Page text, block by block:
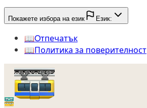
Покажете избора на език Език:
📖️Oтпечатък
📖️Политика за поверителност
🚟